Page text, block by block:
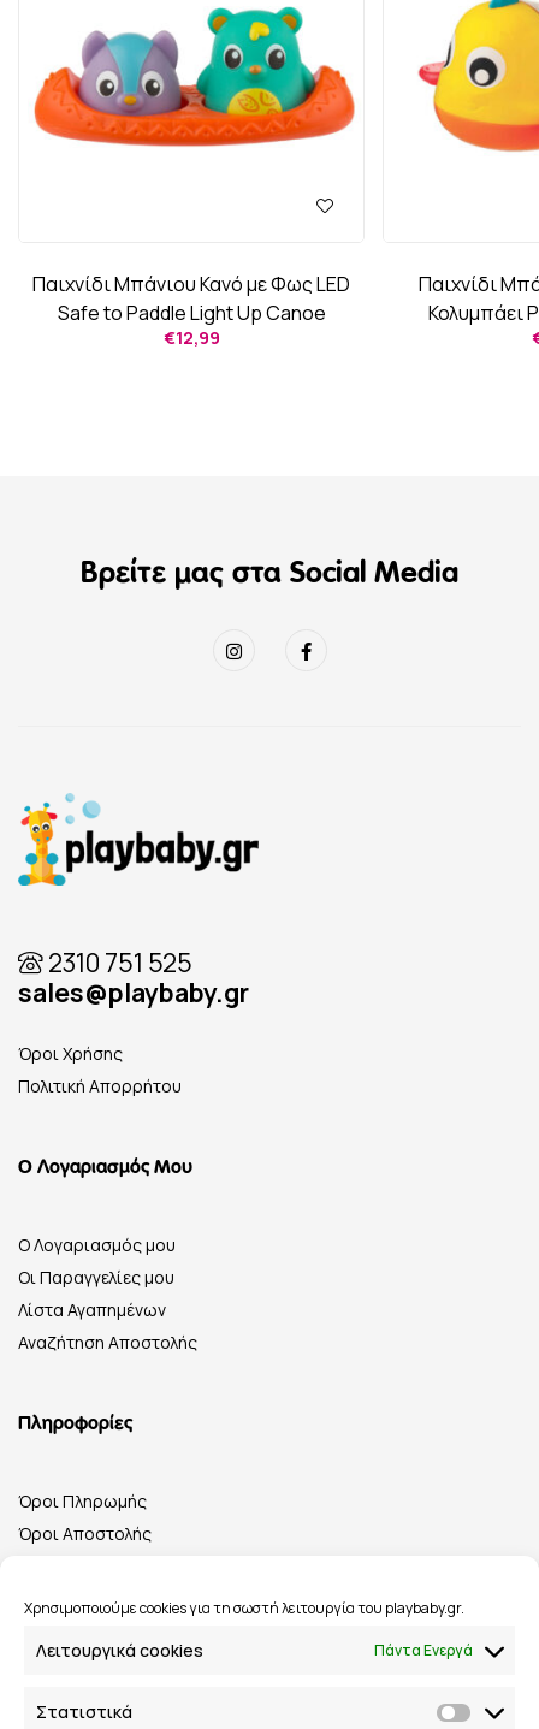
Χρησιμοποιούμε cookies για τη σωστή λειτουργία του playbaby.gr.
Λειτουργικά cookies Πάντα Ενεργά
Στατιστικά
Παιχνίδι Μπάνιου Κανό με Φως LED
Safe to Paddle Light Up Canoe
€12,99
Παιχνίδι
Κολυμπάει
Βρείτε μας στα Social Media
2310 751 525
sales@playbaby.gr
Όροι Χρήσης
Πολιτική Απορρήτου
Ο Λογαριασμός Μου
Ο Λογαριασμός μου
Οι Παραγγελίες μου
Λίστα Αγαπημένων
Αναζήτηση Αποστολής
Πληροφορίες
Όροι Πληρωμής
Όροι Αποστολής
Όροι & Προϋποθέσεις